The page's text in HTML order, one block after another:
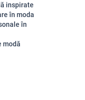
inspirate
în moda
în
modă